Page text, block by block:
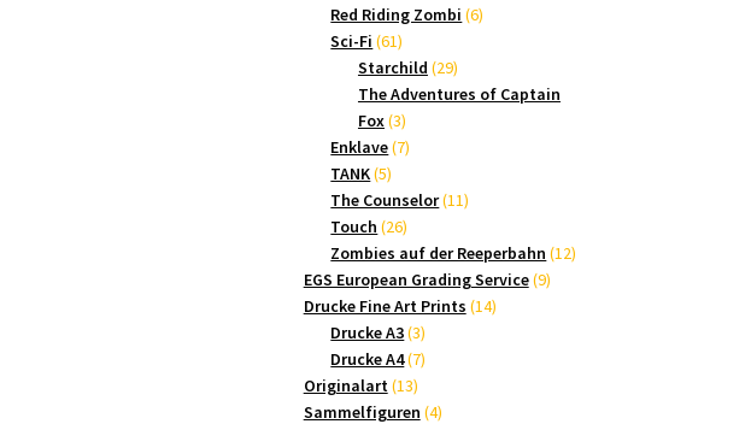
Produkte
Red Riding Zombi 66
Sci-Fi 6161
Produkte
Starchild 2929
Produkte
The Adventures of Captain
Fox 33
Produkte
Enklave 77
TANK 55
Produkte
The Counselor 1111
Touch 2626
Produkte
Zombies auf der Reeperbahn 1212
EGS European Grading Service 99
Drucke Fine Art Prints 1414
Drucke A3 33
Produkte
Drucke A4 77
Originalart 1313
Produkte
Sammelfiguren 44